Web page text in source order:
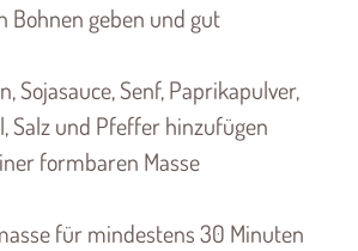
Bohnen geben und gut
Sojasauce, Senf, Paprikapulver,
Salz und Pfeffer hinzufügen
formbaren Masse
für mindestens 30 Minuten